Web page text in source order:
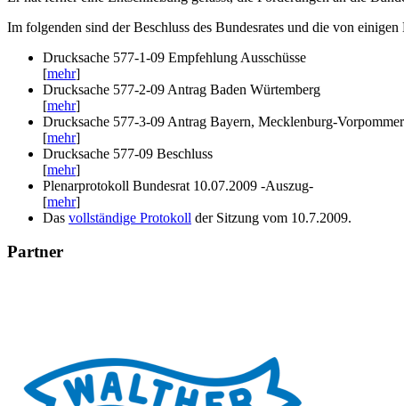
Im folgenden sind der Beschluss des Bundesrates und die von
Drucksache 577-1-09 Empfehlung Ausschüsse
[mehr]
Drucksache 577-2-09 Antrag Baden Würtemberg
[mehr]
Drucksache 577-3-09 Antrag Bayern, Mecklenburg-
[mehr]
Drucksache 577-09 Beschluss
[mehr]
Plenarprotokoll Bundesrat 10.07.2009 -Auszug-
[mehr]
Das vollständige Protokoll der Sitzung vom 10.7.2009.
Partner